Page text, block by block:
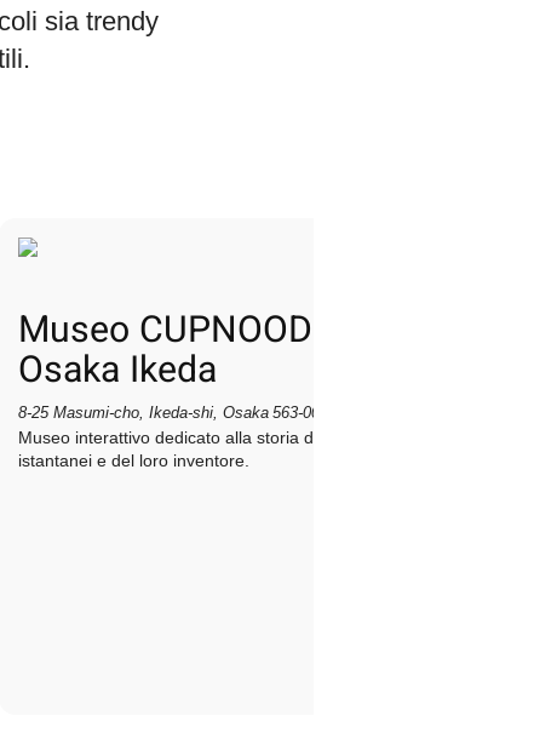
sia trendy
Museo CUPNOODLES
Osaka Ikeda
8‑25 Masumi‑cho, Ikeda‑shi, Osaka 563‑0041, Giappone
Museo interattivo dedicato alla storia dei noodles
istantanei e del loro inventore.